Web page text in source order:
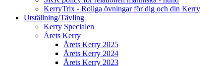
KerryTrix - Roliga övningar för dig och din Kerry
Utställning/Tävling
Kerry Specialen
Årets Kerry
Årets Kerry 2025
Årets Kerry 2024
Årets Kerry 2023